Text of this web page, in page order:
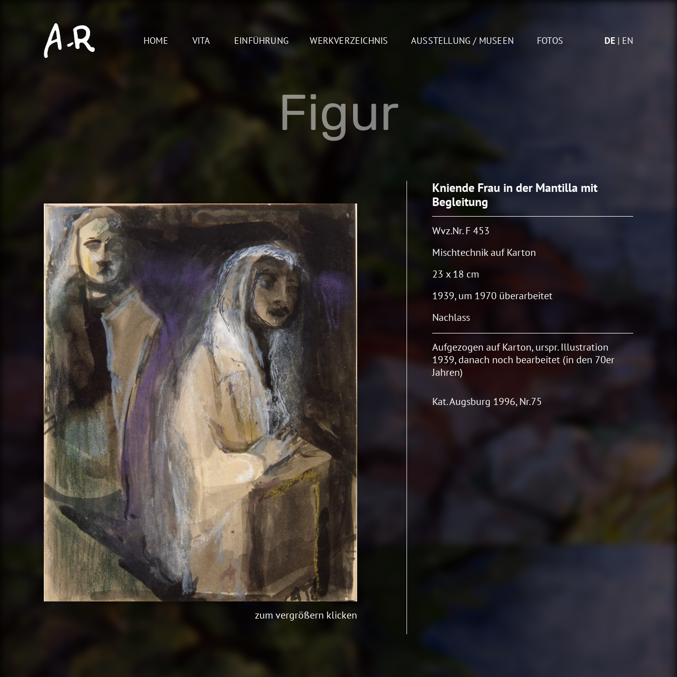
HOME VITA EINFÜHRUNG WERKVERZEICHNIS AUSSTELLUNG / MUSEEN FOTOS DE EN
Figur
zum vergrößern klicken
Kniende Frau in der Mantilla mit
Begleitung
Wvz.Nr. F 453
Mischtechnik auf Karton
23 x 18 cm
1939, um 1970 überarbeitet
Nachlass
Aufgezogen auf Karton, urspr. Illustration
1939, danach noch bearbeitet (in den 70er
Jahren)
Kat. Augsburg 1996, Nr.75